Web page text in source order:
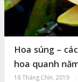
Hoa súng –
hoa quanh
18 Tháng Chín, 2019